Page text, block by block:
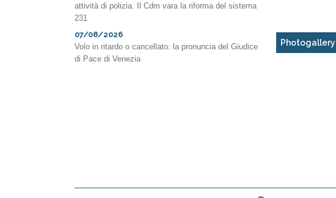
Photogallery
attività di polizia. Il Cdm vara la riforma del sistema
231
07/08/2026
Volo in ritardo o cancellato: la pronuncia del Giudice
di Pace di Venezia